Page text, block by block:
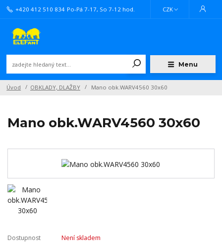
Menu
CZK
+420 412 510 834 Po-Pá 7-17, So 7-12 hod.
Úvod OBKLADY, DLAŽBY Mano obk.WARV4560 30x60
Mano obk.WARV4560 30x60
Dostupnost Není skladem